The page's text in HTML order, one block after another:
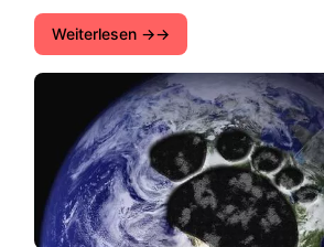
Weiterlesen →